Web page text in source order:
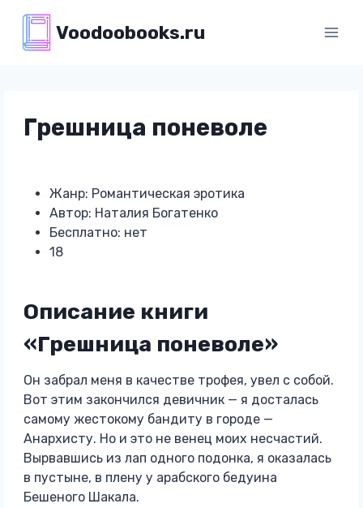
содержимому
Voodoobooks.ru
Грешница поневоле
Жанр: Романтическая эротика
Автор: Наталия Богатенко
Бесплатно: нет
18
Описание книги
«Грешница поневоле»
Он забрал меня в качестве трофея, увел с собой.
Вот этим закончился девичник — я досталась
самому жестокому бандиту в городе —
Анархисту. Но и это не венец моих несчастий.
Вырвавшись из лап одного подонка, я оказалась
в пустыне, в плену у арабского бедуина
Бешеного Шакала.